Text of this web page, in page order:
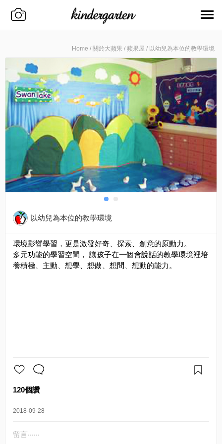
Home / 關於大蘋果 / 蘋果屋 / 以幼兒為本位的教學環境
以幼兒為本位的教學環境
環境影響學習，更是激發好奇、探索、創意的原動力。
多元功能的學習空間， 讓孩子在一個會說話的教學環境裡培
養積極、主動、想學、想做、想問、想動的能力。
120個讚
2018-09-28
留言‧‧‧‧‧‧